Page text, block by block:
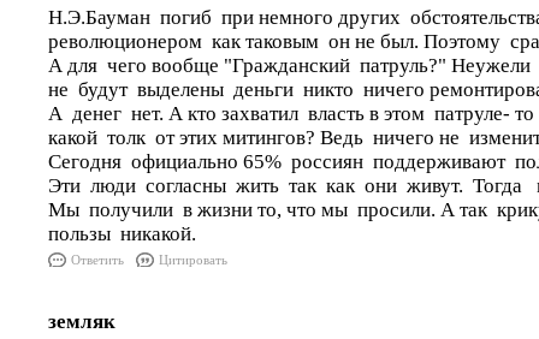
Н.Э.Бауман погиб при немного других
революционером как таковым он не был. Поэтому
А для чего вообще "Гражданский патруль?" Неужели
не будут выделены деньги никто ничего
А денег нет. А кто захватил власть в этом патруле-
какой толк от этих митингов? Ведь ничего не
Сегодня официально 65% россиян поддерживают
Эти люди согласны жить так как они живут. Тогда
Мы получили в жизни то, что мы просили. А так
пользы никакой.
Ответить Цитировать
земляк